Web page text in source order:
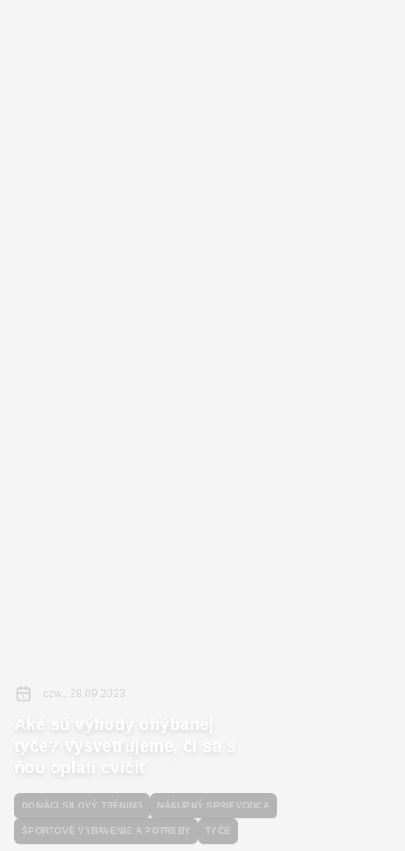
czw., 28.09.2023
Aké sú výhody ohýbanej
tyče? Vysvetľujeme, či sa s
ňou oplatí cvičiť
DOMÁCI SILOVÝ TRÉNING NÁKUPNÝ SPRIEVODCA
ŠPORTOVÉ VYBAVENIE A POTREBY TYČE